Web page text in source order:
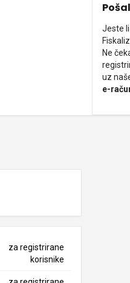
Jeste
Ne
uz
e-
za registrirane
korisnike